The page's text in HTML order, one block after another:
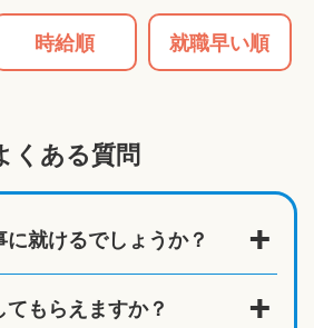
時給順 就職早い順
くある質問
就けるでしょうか？
てもらえますか？